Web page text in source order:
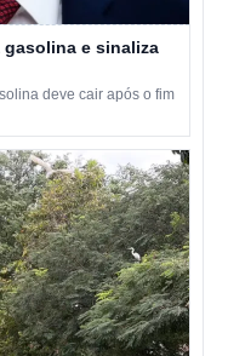
gasolina e sinaliza
deve cair após o fim